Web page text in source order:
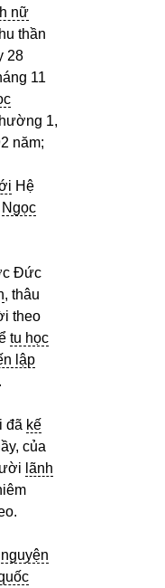
nữ
thần
28
11
1,
năm;
Hệ
Ngọc
Đức
, thâu
theo
tu học
lập
.
đã kế
của
lãnh